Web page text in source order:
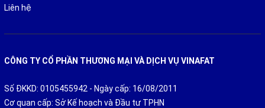
Liên hệ
CÔNG TY CỔ PHẦN THƯƠNG MẠI VÀ DỊCH VỤ VINAFAT
Số ĐKKD: 0105455942 - Ngày cấp: 16/08/2011
Cơ quan cấp: Sở Kế hoạch và Đầu tư TPHN